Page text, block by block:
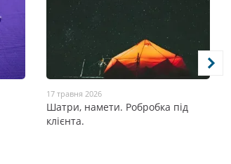
17 травня 2026
Шатри, намети. Робробка під
клієнта.